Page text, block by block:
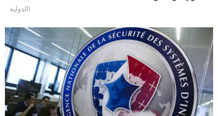
االدولية